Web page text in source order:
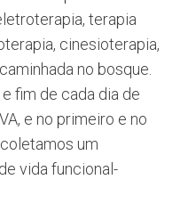
terapia
cinesioterapia,
no bosque.
fim de cada dia de
e no primeiro e no
um
vida funcional-